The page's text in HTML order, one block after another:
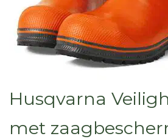
Husqvarna
met